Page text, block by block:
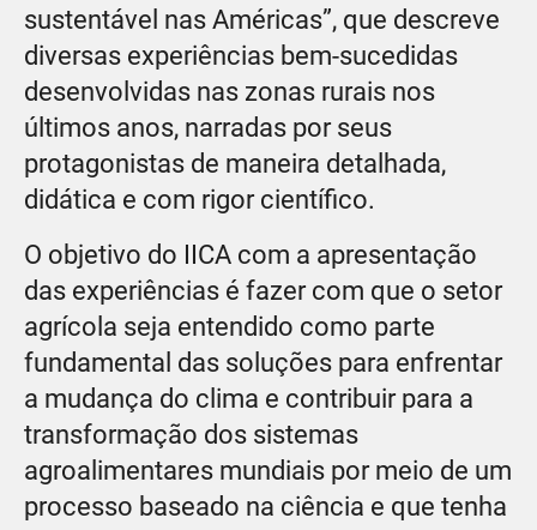
sustentável nas Américas”, que descreve
diversas experiências bem-sucedidas
desenvolvidas nas zonas rurais nos
últimos anos, narradas por seus
protagonistas de maneira detalhada,
didática e com rigor científico.
O objetivo do IICA com a apresentação
das experiências é fazer com que o setor
agrícola seja entendido como parte
fundamental das soluções para enfrentar
a mudança do clima e contribuir para a
transformação dos sistemas
agroalimentares mundiais por meio de um
processo baseado na ciência e que tenha